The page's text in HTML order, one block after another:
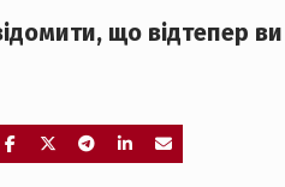
що відтепер